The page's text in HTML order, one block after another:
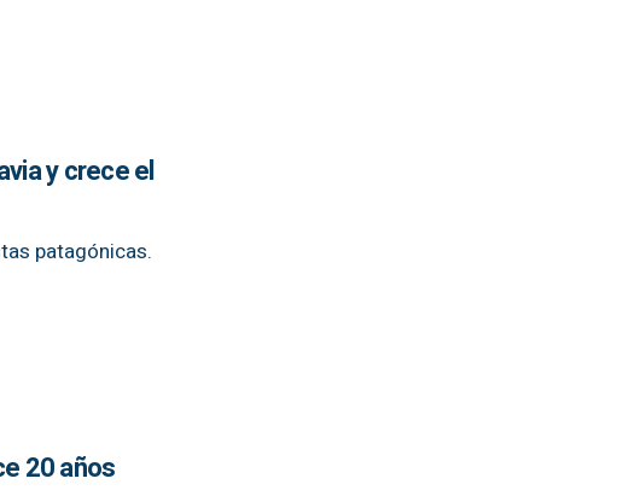
y crece el
patagónicas.
20 años